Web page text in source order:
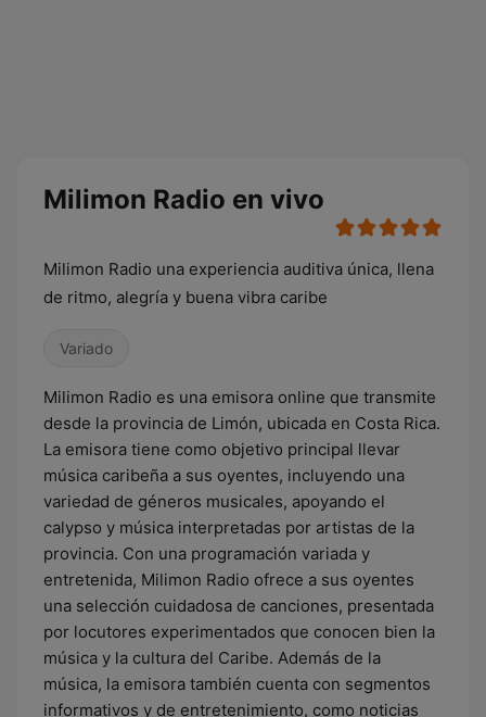
Milimon Radio en vivo
Milimon Radio una experiencia auditiva única, llena
de ritmo, alegría y buena vibra caribe
Variado
Milimon Radio es una emisora online que transmite
desde la provincia de Limón, ubicada en Costa Rica.
La emisora tiene como objetivo principal llevar
música caribeña a sus oyentes, incluyendo una
variedad de géneros musicales, apoyando el
calypso y música interpretadas por artistas de la
provincia. Con una programación variada y
entretenida, Milimon Radio ofrece a sus oyentes
una selección cuidadosa de canciones, presentada
por locutores experimentados que conocen bien la
música y la cultura del Caribe. Además de la
música, la emisora también cuenta con segmentos
informativos y de entretenimiento, como noticias